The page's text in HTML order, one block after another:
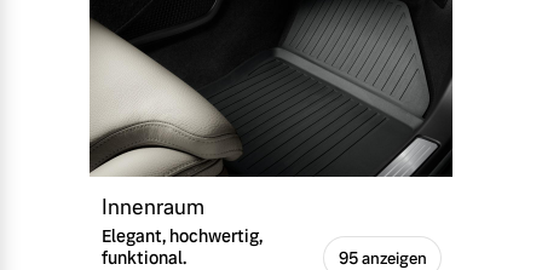
Innenraum
Elegant, hochwertig,
funktional.
95 anzeigen